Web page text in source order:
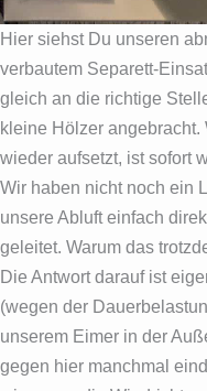
Hier siehst Du unseren
verbautem Separett-
gleich an die richtige
kleine Hölzer
wieder aufsetzt, ist sofort
Wir haben nicht noch ein
unsere Abluft einfach
geleitet. Warum das
Die Antwort darauf ist
(wegen der
unserem Eimer in der
gegen hier manchmal